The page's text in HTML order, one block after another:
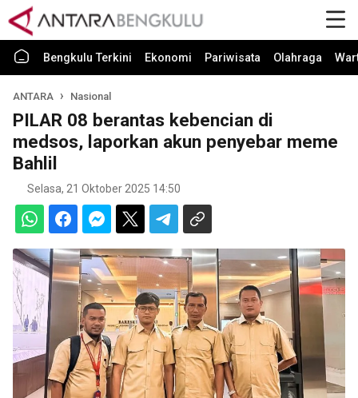
Bengkulu Terkini Ekonomi Pariwisata Olahraga
ANTARA Nasional
PILAR 08 berantas kebencian di
medsos, laporkan akun penyebar meme
Bahlil
Selasa, 21 Oktober 2025 14:50